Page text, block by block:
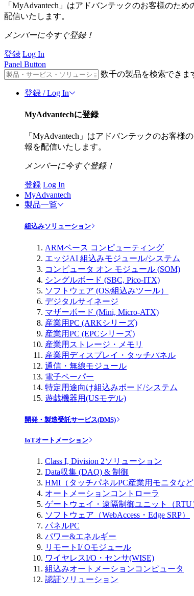
「MyAdvantech」はアドバンテックのお客様のた
配信いたします。
メンバーに今すぐ登録！
登録 Log In
Panel Button
数千の製品を検索できま
登録 / Log In
MyAdvantechに登録
「MyAdvantech」はアドバンテックのお客
報を配信いたします。
メンバーに今すぐ登録！
登録 Log In
MyAdvantech
製品一覧
組込みソリューション
ARMベース コンピューティング
エッジAI 組込みモジュール/システム
コンピュータ オン モジュール (SOM)
シングルボード (SBC, Pico-ITX)
ソフトウェア (OS/組込みツール）
デジタルサイネージ
マザーボード (Mini, Micro-ATX)
産業用PC (ARKシリーズ)
産業用PC (EPCシリーズ)
産業用ストレージ・メモリ
産業用ディスプレイ・タッチパネル
通信・無線モジュール
電子ペーパー
特定用途向け組込みボード/システム
遊戯機器用(USモデル)
開発・製造受託サービス(DMS)
IoTオートメーション
Class I, Division 2ソリューション
Data収集 (DAQ) & 制御
HMI（タッチパネルPC産業用モニタなど
オートメーションコントローラ
ゲートウェイ・遠隔制御ユニット（RTU
ソフトウェア（WebAccess・Edge SRP）
パネルPC
パワー&エネルギー
リモートI/ Oモジュール
ワイヤレスI/O・センサ(WISE)
組込みオートメーションコンピュータ
認証ソリューション